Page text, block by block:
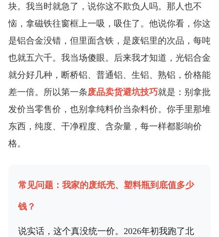
块。我当时就急了，说你这不欺负人吗。那人也不
恼，拿磁铁往窗框上一吸，吸住了。他说你看，你这
是铝合金没错，但里面含铁，是废铝里的次品，每吨
也就五六千。我当场傻眼。后来我才知道，光铝合金
就分好几种，断桥铝、普通铝、生铝、熟铝，价格能
差一倍。所以第一条废品卖货避坑技巧就是：别拿批
发价当零售价，也别拿纯料价当杂料价。你手里那堆
东西，纯度、干净程度、含杂量，每一样都影响价
格。
常见问题：我家的废纸壳、塑料瓶到底值多少
钱？
说实话，这个真没统一价。2026年初我跑了北